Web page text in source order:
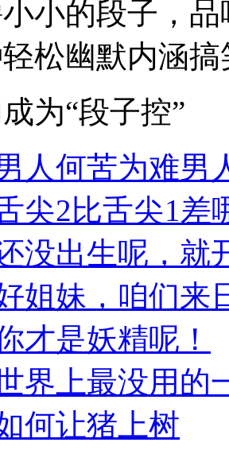
小的段子，
松幽默内涵
为“段子控”
人何苦为难男
尖2比舌尖1差
没出生呢，就
姐妹，咱们来
才是妖精呢！
界上最没用的
何让猪上树